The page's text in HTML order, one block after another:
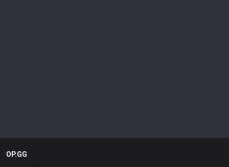
OP.GG